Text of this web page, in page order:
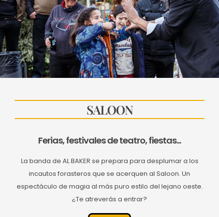
SALOON
Ferias, festivales de teatro, fiestas...
La banda de AL BAKER se prepara para desplumar a los
incautos forasteros que se acerquen al Saloon. Un
espectáculo de magia al más puro estilo del lejano oeste.
¿Te atreverás a entrar?